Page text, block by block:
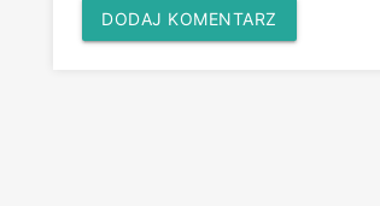
DODAJ KOMENTARZ